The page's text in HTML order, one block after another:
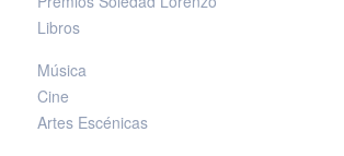
Libros
Música
Cine
Artes Escénicas